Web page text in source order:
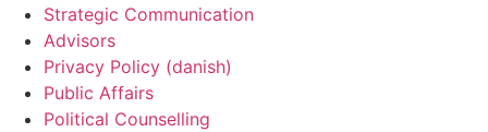
Strategic Communication
Advisors
Privacy Policy (danish)
Public Affairs
Political Counselling